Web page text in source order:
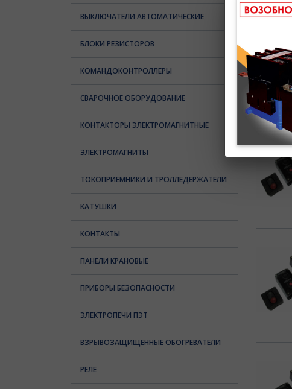
ВЫКЛЮЧАТЕЛИ АВТОМАТИЧЕСКИЕ
БЛОКИ РЕЗИСТОРОВ
КОМАНДОКОНТРОЛЛЕРЫ
СВАРОЧНОЕ ОБОРУДОВАНИЕ
КОНТАКТОРЫ ЭЛЕКТРОМАГНИТНЫЕ
ЭЛЕКТРОМАГНИТЫ
ТОКОПРИЕМНИКИ И ТРОЛЛЕДЕРЖАТЕЛИ
КАТУШКИ
КОНТАКТЫ
ПАНЕЛИ КРАНОВЫЕ
ПРИБОРЫ БЕЗОПАСНОСТИ
ЭЛЕКТРОПЕЧИ ПЭТ
ВЗРЫВОЗАЩИЩЕННЫЕ ОБОГРЕВАТЕЛИ
РЕЛЕ